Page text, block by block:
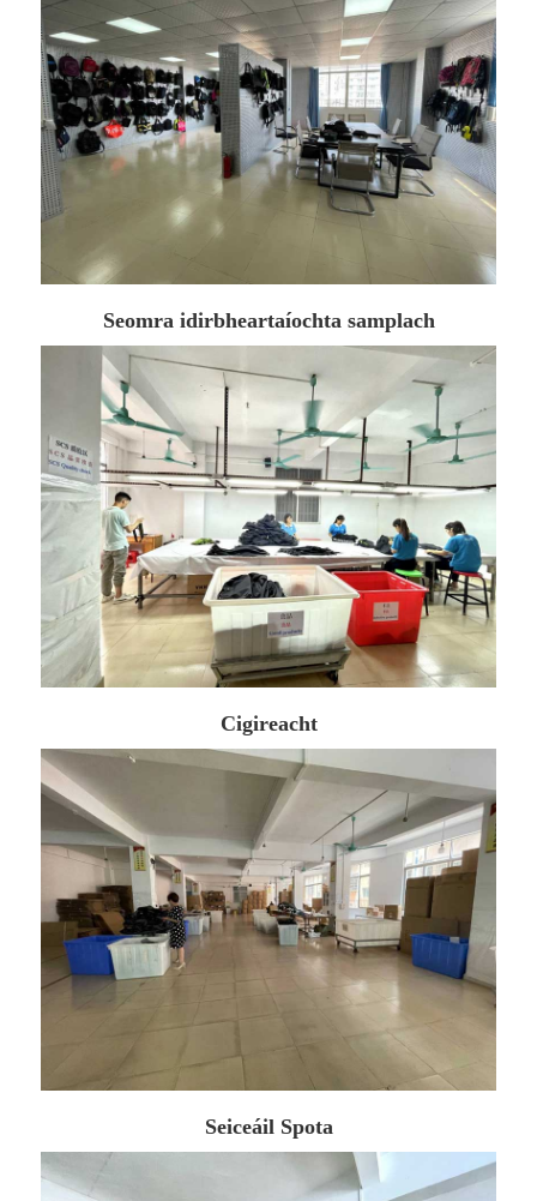
Seomra idirbheartaíochta samplach
Cigireacht
Seiceáil Spota